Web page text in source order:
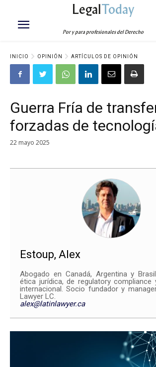
LegalToday
Por y para profesionales del Derecho
INICIO OPINIÓN ARTÍCULOS DE OPINIÓN
Guerra Fría de
forzadas de
22 mayo 2025
Estoup, Alex
Abogado en Canadá, Argentina y
ética jurídica, de regulatory compliance
internacional. Socio fundador y
Lawyer LC.
alex@latinlawyer.ca